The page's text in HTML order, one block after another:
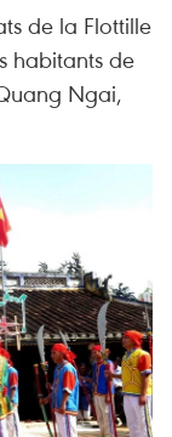
de la Flottille
habitants de
Ngai,